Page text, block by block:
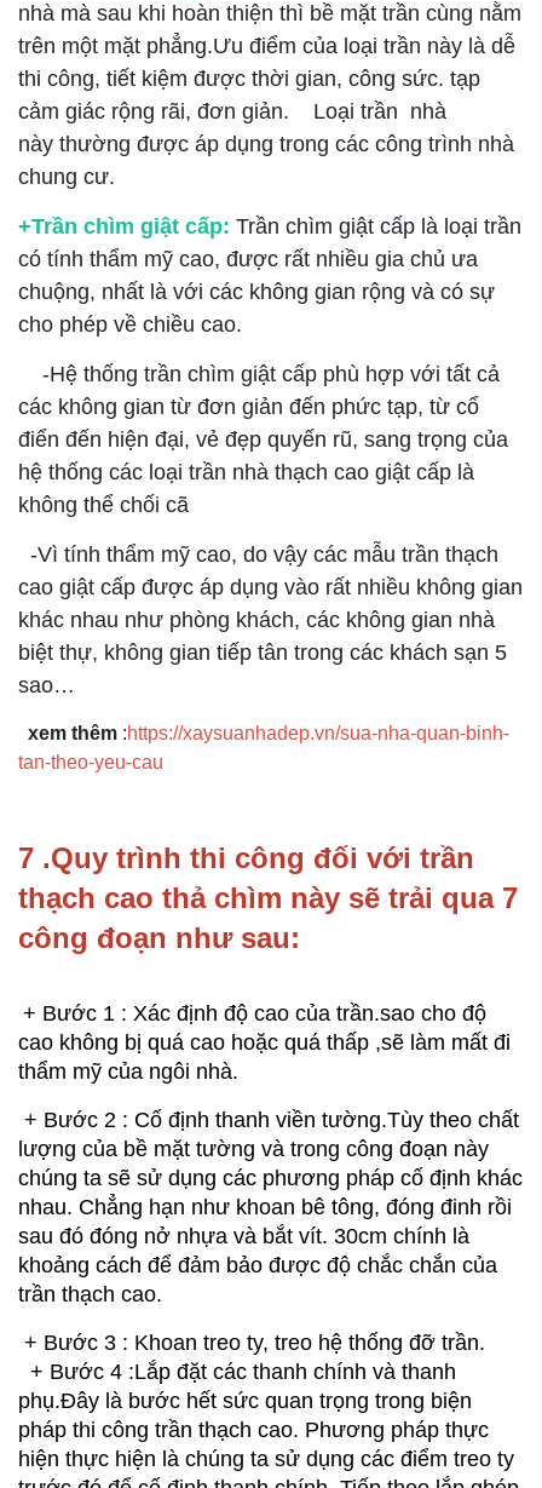
nhà mà sau khi hoàn thiện thì bề mặt trần cùng nằm
trên một mặt phẳng.Ưu điểm của loại trần này là dễ
thi công, tiết kiệm được thời gian, công sức. tạp
cảm giác rộng rãi, đơn giản. Loại trần nhà
này thường được áp dụng trong các công trình nhà
chung cư.
+Trần chìm giật cấp: Trần chìm giật cấp là loại trần
có tính thẩm mỹ cao, được rất nhiều gia chủ ưa
chuộng, nhất là với các không gian rộng và có sự
cho phép về chiều cao.
-Hệ thống trần chìm giật cấp phù hợp với tất cả
các không gian từ đơn giản đến phức tạp, từ cổ
điển đến hiện đại, vẻ đẹp quyến rũ, sang trọng của
hệ thống các loại trần nhà thạch cao giật cấp là
không thể chối cã
-Vì tính thẩm mỹ cao, do vậy các mẫu trần thạch
cao giật cấp được áp dụng vào rất nhiều không gian
khác nhau như phòng khách, các không gian nhà
biệt thự, không gian tiếp tân trong các khách sạn 5
sao…
xem thêm :https://xaysuanhadep.vn/sua-nha-quan-binh-
tan-theo-yeu-cau
7 .Quy trình thi công đối với trần
thạch cao thả chìm này sẽ trải qua 7
công đoạn như sau:
+ Bước 1 : Xác định độ cao của trần.sao cho độ
cao không bị quá cao hoặc quá thấp ,sẽ làm mất đi
thẩm mỹ của ngôi nhà.
+ Bước 2 : Cố định thanh viền tường.Tùy theo chất
lượng của bề mặt tường và trong công đoạn này
chúng ta sẽ sử dụng các phương pháp cố định khác
nhau. Chẳng hạn như khoan bê tông, đóng đinh rồi
sau đó đóng nở nhựa và bắt vít. 30cm chính là
khoảng cách để đảm bảo được độ chắc chắn của
trần thạch cao.
+ Bước 3 : Khoan treo ty, treo hệ thống đỡ trần.
+ Bước 4 :Lắp đặt các thanh chính và thanh
phụ.Đây là bước hết sức quan trọng trong biện
pháp thi công trần thạch cao. Phương pháp thực
hiện thực hiện là chúng ta sử dụng các điểm treo ty